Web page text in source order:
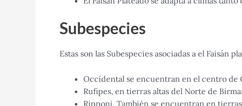
Subespecies
Estas son las Subespecies asociadas a el Faisán
Occidental se encuentran en el centro de
Rufipes, en tierras altas del Norte de
Ripponi, También se encuentran en